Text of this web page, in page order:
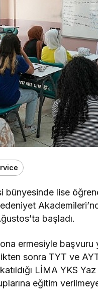
bünyesinde lise
başladı.
ermesiyle
sonra TYT ve
LİMA YKS
eğitim